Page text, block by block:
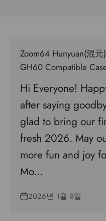
Zoom64 Hunyuan(混
GH60 Compatible
Hi Everyone!
after saying
glad to bring our
fresh 2026. May
more fun and joy
Mo...
2026년 1월 8일